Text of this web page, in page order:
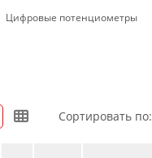
Цифровые потенциометры
Сортировать по: